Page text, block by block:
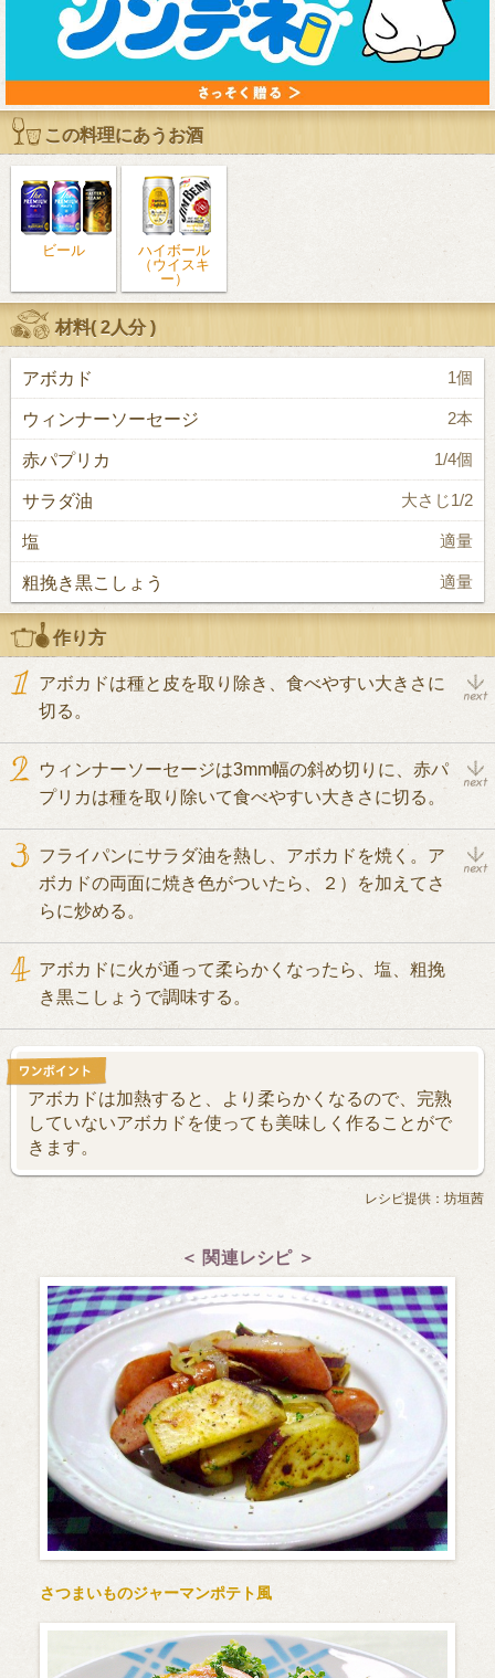
この料理にあうお酒
ビール
ハイボール
（ウイスキ
ー）
材料(2人分)
アボカド 1個
ウィンナーソーセージ 2本
赤パプリカ 1/4個
サラダ油 大さじ1/2
塩 適量
粗挽き黒こしょう 適量
作り方
アボカドは種と皮を取り除き、食べやすい大きさに
切る。
ウィンナーソーセージは3mm幅の斜め切りに、赤パ
プリカは種を取り除いて食べやすい大きさに切る。
フライパンにサラダ油を熱し、アボカドを焼く。ア
ボカドの両面に焼き色がついたら、２）を加えてさ
らに炒める。
アボカドに火が通って柔らかくなったら、塩、粗挽
き黒こしょうで調味する。
アボカドは加熱すると、より柔らかくなるので、完熟
していないアボカドを使っても美味しく作ることがで
きます。
レシピ提供：坊垣茜
＜ 関連レシピ ＞
さつまいものジャーマンポテト風